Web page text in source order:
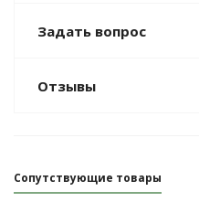
Задать вопрос
Отзывы
Сопутствующие товары